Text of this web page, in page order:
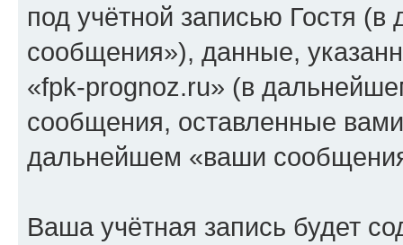
под учётной записью Гостя
сообщения»), данные,
«fpk-prognoz.ru» (в
сообщения, оставленные
дальнейшем «ваши
Ваша учётная запись будет